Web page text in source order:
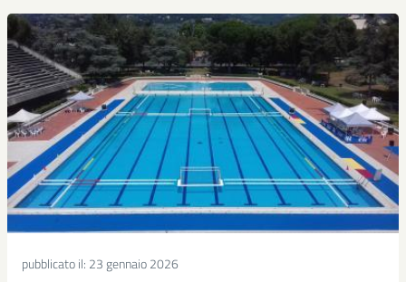
pubblicato il: 23 gennaio 2026